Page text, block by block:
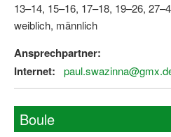
Gymnastik und
Seniorensport
Reha-Sportangebote in
13–14, 15–16, 17–18, 19–26,
weiblich, männlich
Ansprechpartner:
Internet:
Boule